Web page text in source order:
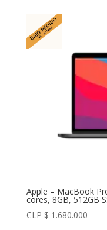
Apple – MacBook
cores, 8GB, 512GB
CLP $ 1.680.000